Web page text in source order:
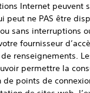
Internet peuvent
peut ne PAS être
sans interruptions
fournisseur
renseignements.
permettre la
points de